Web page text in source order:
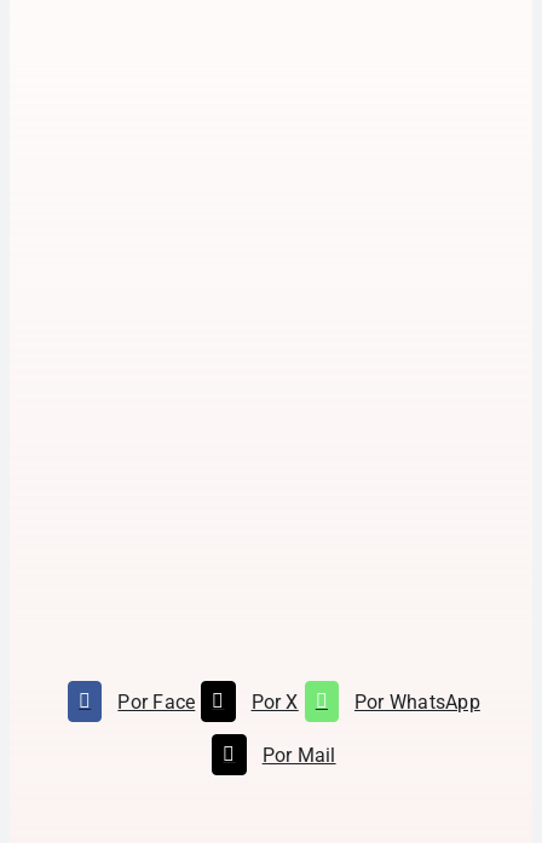
Por Face Por X Por WhatsApp
Por Mail